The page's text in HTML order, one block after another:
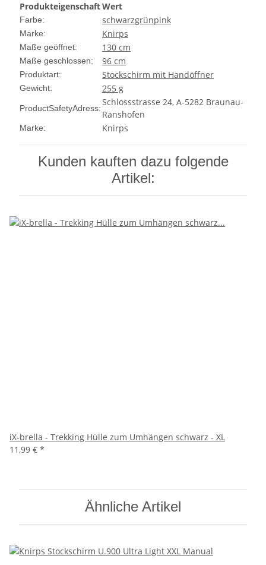
ProdukteigenschaftWert
Farbe: schwarzgrünpink
Marke: Knirps
Maße geöffnet: 130 cm
Maße geschlossen: 96 cm
Produktart: Stockschirm mit Handöffner
Gewicht: 255 g
ProductSafetyAdress:
Schlossstrasse 24, A-5282 Braunau-
Ranshofen
Marke: Knirps
Kunden kauften dazu folgende
Artikel:
iX-brella - Trekking Hülle zum Umhängen schwarz - XL
11,99 € *
Ähnliche Artikel